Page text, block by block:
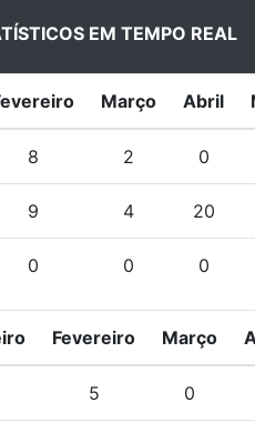
EM TEMPO REAL
Março Abril
8 2 0
9 4 20
0 0 0
Fevereiro Março
5 0